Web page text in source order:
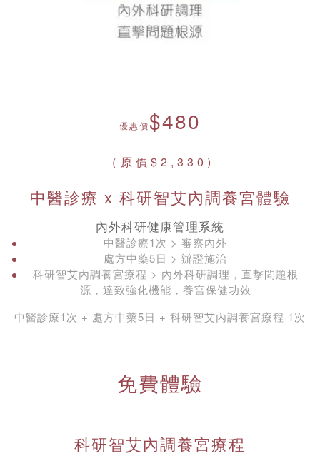
優惠價$480
（原價$2,330)
中醫診療 x 科研智艾內調養宮體驗
內外科研健康管理系統
中醫診療1次 > 審察內外
處方中藥5日 > 辦證施治
科研智艾內調養宮療程 > 內外科研調理，直撃問題根
源，達致強化機能，養宮保健功效
中醫診療1次 + 處方中藥5日 + 科研智艾內調養宮療程 1次
免費體驗
科研智艾內調養宮療程